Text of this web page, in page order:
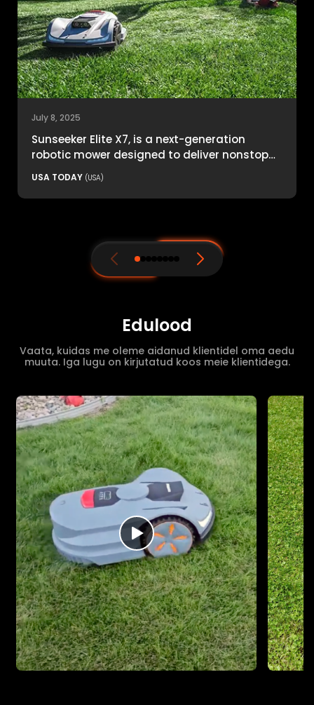
July 8, 2025
Sunseeker Elite X7, is a next-generation
robotic mower designed to deliver nonstop
productivity with unmatched cutting
precision and smart navigation.
USA TODAY (USA)
Edulood
Vaata, kuidas me oleme aidanud klientidel oma aedu
muuta. Iga lugu on kirjutatud koos meie klientidega.